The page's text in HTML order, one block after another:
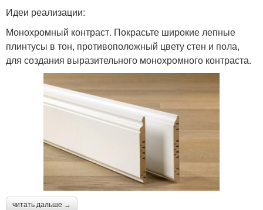
Идеи реализации:
Монохромный контраст. Покрасьте широкие лепные
плинтусы в тон, противоположный цвету стен и пола,
для создания выразительного монохромного контраста.
читать дальше →